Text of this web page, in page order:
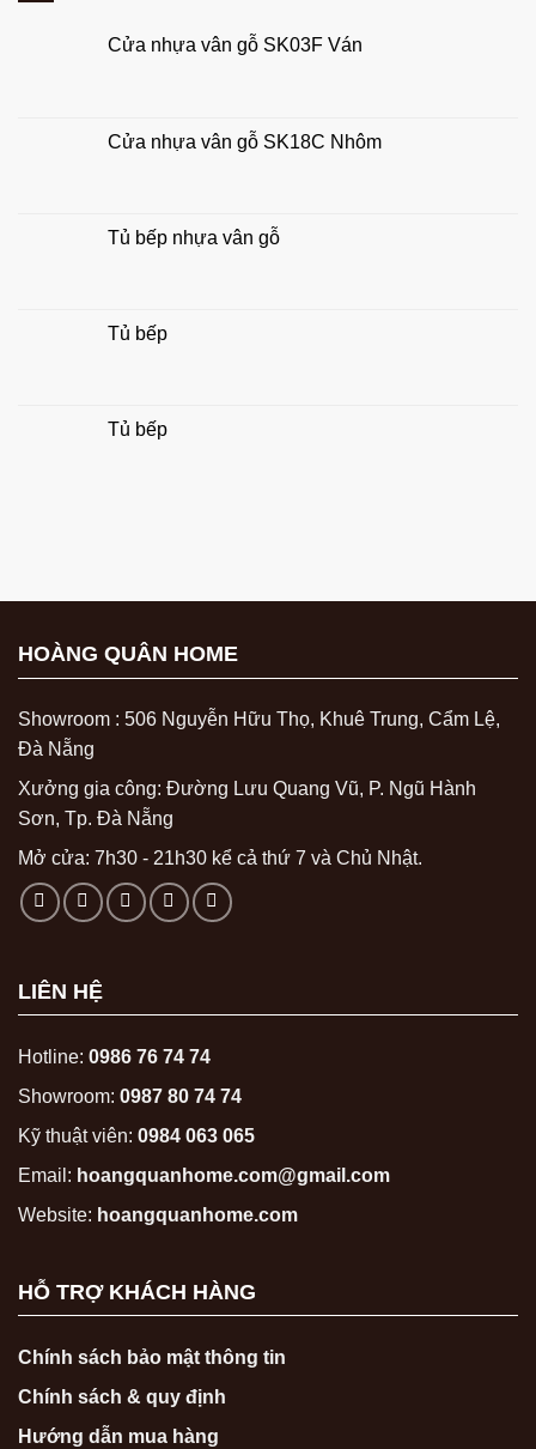
lộc
chuẩn
thủy
gia
Cửa nhựa vân gỗ SK03F Ván
Cửa nhựa vân gỗ SK18C Nhôm
Tủ bếp nhựa vân gỗ
Tủ bếp
Tủ bếp
HOÀNG QUÂN HOME
Showroom : 506 Nguyễn Hữu Thọ, Khuê Trung, Cẩm Lệ,
Đà Nẵng
Xưởng gia công: Đường Lưu Quang Vũ, P. Ngũ Hành
Sơn, Tp. Đà Nẵng
Mở cửa: 7h30 - 21h30 kể cả thứ 7 và Chủ Nhật.
LIÊN HỆ
Hotline: 0986 76 74 74
Showroom: 0987 80 74 74
Kỹ thuật viên: 0984 063 065
Email: hoangquanhome.com@gmail.com
Website: hoangquanhome.com
HỖ TRỢ KHÁCH HÀNG
Chính sách bảo mật thông tin
Chính sách & quy định
Hướng dẫn mua hàng